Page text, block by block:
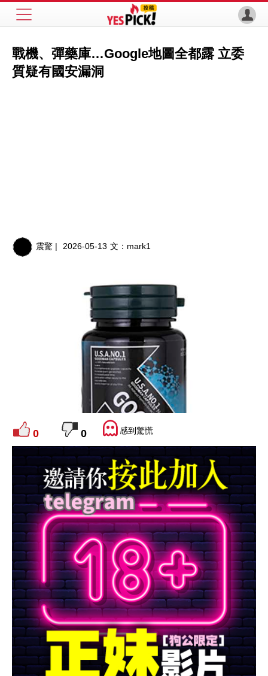
戰機、彈藥庫…Google地圖全都露 立委
質疑有國安漏洞
震驚 | 2026-05-13 文： mark1
0 0 感到驚慌